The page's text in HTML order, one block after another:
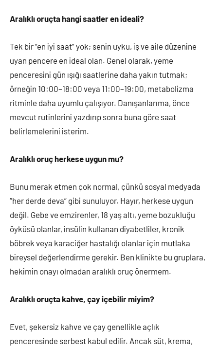
Aralıklı oruçta hangi saatler en ideali?
Tek bir “en iyi saat” yok; senin uyku, iş ve aile düzenine
uyan pencere en ideal olan. Genel olarak, yeme
penceresini gün ışığı saatlerine daha yakın tutmak;
örneğin 10:00–18:00 veya 11:00–19:00, metabolizma
ritminle daha uyumlu çalışıyor. Danışanlarıma, önce
mevcut rutinlerini yazdırıp sonra buna göre saat
belirlemelerini isterim.
Aralıklı oruç herkese uygun mu?
Bunu merak etmen çok normal, çünkü sosyal medyada
“her derde deva” gibi sunuluyor. Hayır, herkese uygun
değil. Gebe ve emzirenler, 18 yaş altı, yeme bozukluğu
öyküsü olanlar, insülin kullanan diyabetliler, kronik
böbrek veya karaciğer hastalığı olanlar için mutlaka
bireysel değerlendirme gerekir. Ben klinikte bu gruplara,
hekimin onayı olmadan aralıklı oruç önermem.
Aralıklı oruçta kahve, çay içebilir miyim?
Evet, şekersiz kahve ve çay genellikle açlık
penceresinde serbest kabul edilir. Ancak süt, krema,